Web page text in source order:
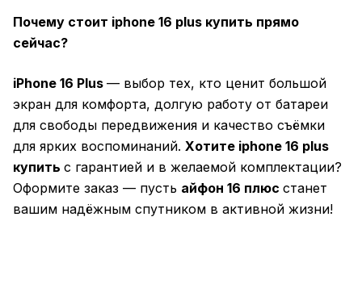
Почему стоит iphone 16 plus купить прямо
сейчас?
iPhone 16 Plus — выбор тех, кто ценит большой
экран для комфорта, долгую работу от батареи
для свободы передвижения и качество съёмки
для ярких воспоминаний. Хотите iphone 16 plus
купить с гарантией и в желаемой комплектации?
Оформите заказ — пусть айфон 16 плюс станет
вашим надёжным спутником в активной жизни!